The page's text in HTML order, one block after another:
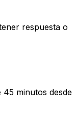
respuesta o
45 minutos desde